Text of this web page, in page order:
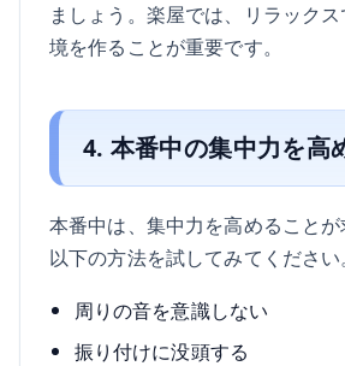
ましょう。楽屋では、リラック
境を作ることが重要です。
4. 本番中の集中力を高
本番中は、集中力を高めることが
以下の方法を試してみてください
周りの音を意識しない
振り付けに没頭する